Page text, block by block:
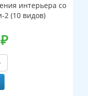
интерьера со
2 (10 видов)
₽